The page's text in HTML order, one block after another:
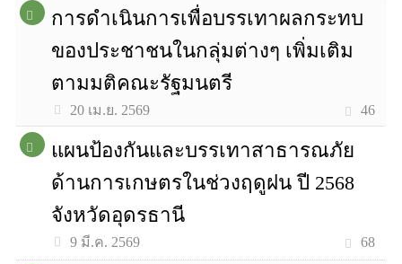
การดำเนินการเพื่อบรรเทาผลกระทบ
ของประชาชนในกลุ่มต่างๆ เพิ่มเติม
ตามมติคณะรัฐมนตรี
20 เม.ย. 2569 46
แผนป้องกันและบรรเทาสาธารณภัย
ด้านการเกษตรในช่วงฤดูฝน ปี 2568
จังหวัดอุดรธานี
9 มี.ค. 2569 68